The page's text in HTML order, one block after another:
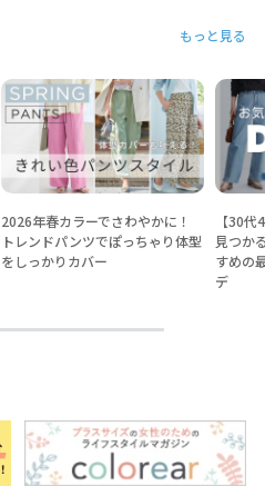
もっと見る
2026年春カラーでさわやかに！
トレンドパンツでぽっちゃり体型
をしっかりカバー
【30
見つか
すめの
デ